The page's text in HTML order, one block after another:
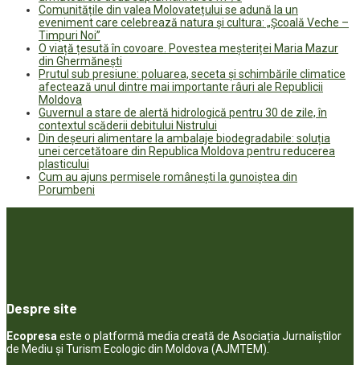
Comunitățile din valea Molovatețului se adună la un
eveniment care celebrează natura și cultura: „Școală Veche –
Timpuri Noi”
O viață țesută în covoare. Povestea meșteriței Maria Mazur
din Ghermănești
Prutul sub presiune: poluarea, seceta și schimbările climatice
afectează unul dintre mai importante râuri ale Republicii
Moldova
Guvernul a stare de alertă hidrologică pentru 30 de zile, în
contextul scăderii debitului Nistrului
Din deșeuri alimentare la ambalaje biodegradabile: soluția
unei cercetătoare din Republica Moldova pentru reducerea
plasticului
Cum au ajuns permisele românești la gunoiștea din
Porumbeni
Despre site
Ecopresa este o platformă media creată de Asociația Jurnaliștilor
de Mediu și Turism Ecologic din Moldova (AJMTEM).